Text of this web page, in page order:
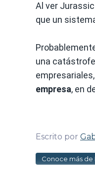
Al ver
que un
una
empresa, en
Escrito por
Conoce más de